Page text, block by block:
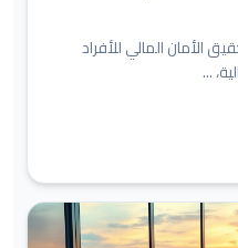
الأمان المالي للأفراد
...